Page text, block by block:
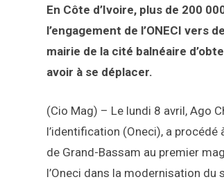
En Côte d’Ivoire, plus de 200
l’engagement de l’ONECI
mairie de la cité balnéaire
avoir à se déplacer.
(Cio Mag) – Le lundi 8 avril, Ago
l’identification (Oneci), a
de Grand-Bassam au premier
l’Oneci dans la modernisation du